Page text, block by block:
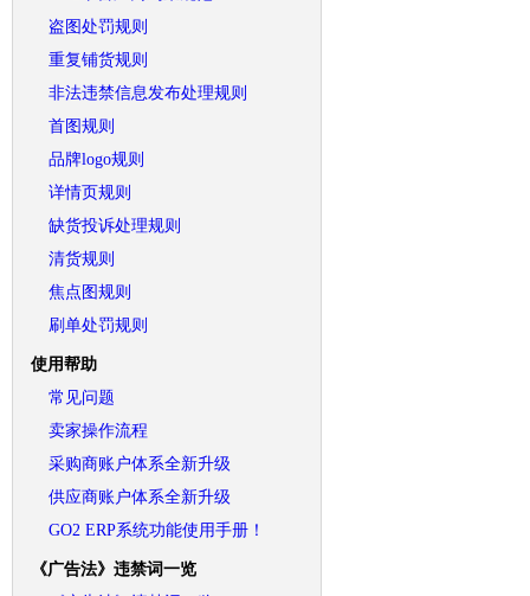
盗图处罚规则
重复铺货规则
非法违禁信息发布处理规则
首图规则
品牌logo规则
详情页规则
缺货投诉处理规则
清货规则
焦点图规则
刷单处罚规则
使用帮助
常见问题
卖家操作流程
采购商账户体系全新升级
供应商账户体系全新升级
GO2 ERP系统功能使用手册！
《广告法》违禁词一览